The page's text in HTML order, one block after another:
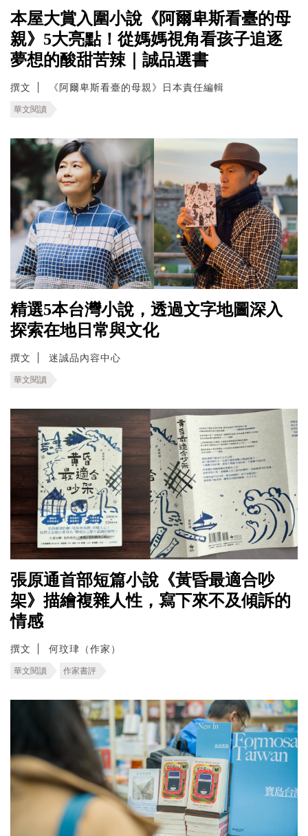
本屋大賞入圍小說《阿爾卑斯看臺的母
親》5大亮點！從媽媽視角看孩子追逐
夢想的酸甜苦辣｜誠品選書
撰文 《阿爾卑斯看臺的母親》日本責任編輯
華文閱讀
精選5本台灣小說，透過文字地圖深入
探索在地日常與文化
撰文 迷誠品內容中心
華文閱讀
張原通首部短篇小說《黃昏最適合吵
架》描繪複雜人性，寫下來不及傾訴的
情感
撰文 何玟珒（作家）
華文閱讀 作家書評